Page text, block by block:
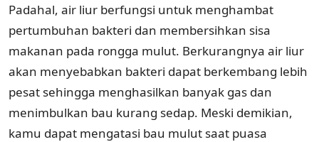
Padahal, air liur berfungsi untuk menghambat
pertumbuhan bakteri dan membersihkan sisa
makanan pada rongga mulut. Berkurangnya air liur
akan menyebabkan bakteri dapat berkembang lebih
pesat sehingga menghasilkan banyak gas dan
menimbulkan bau kurang sedap. Meski demikian,
kamu dapat mengatasi bau mulut saat puasa